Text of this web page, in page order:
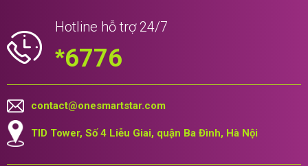
Hotline hỗ trợ 24/7
*6776
contact@onesmartstar.com
TID Tower, Số 4 Liễu Giai, quận Ba Đình, Hà Nội